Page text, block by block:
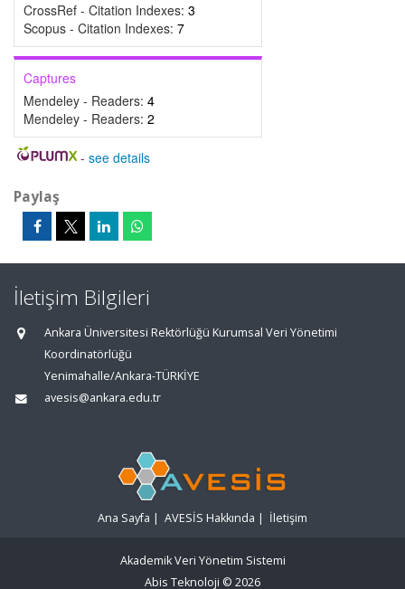
CrossRef - Citation Indexes: 3
Scopus - Citation Indexes: 7
Captures
Mendeley - Readers: 4
Mendeley - Readers: 2
- see details
Paylaş
İletişim Bilgileri
Ankara Üniversitesi Rektörlüğü Kurumsal Veri Yönetimi
Koordinatörlüğü
Yenimahalle/Ankara-TÜRKİYE
avesis@ankara.edu.tr
Ana Sayfa | AVESİS Hakkında | İletişim
Akademik Veri Yönetim Sistemi
Abis Teknoloji © 2026